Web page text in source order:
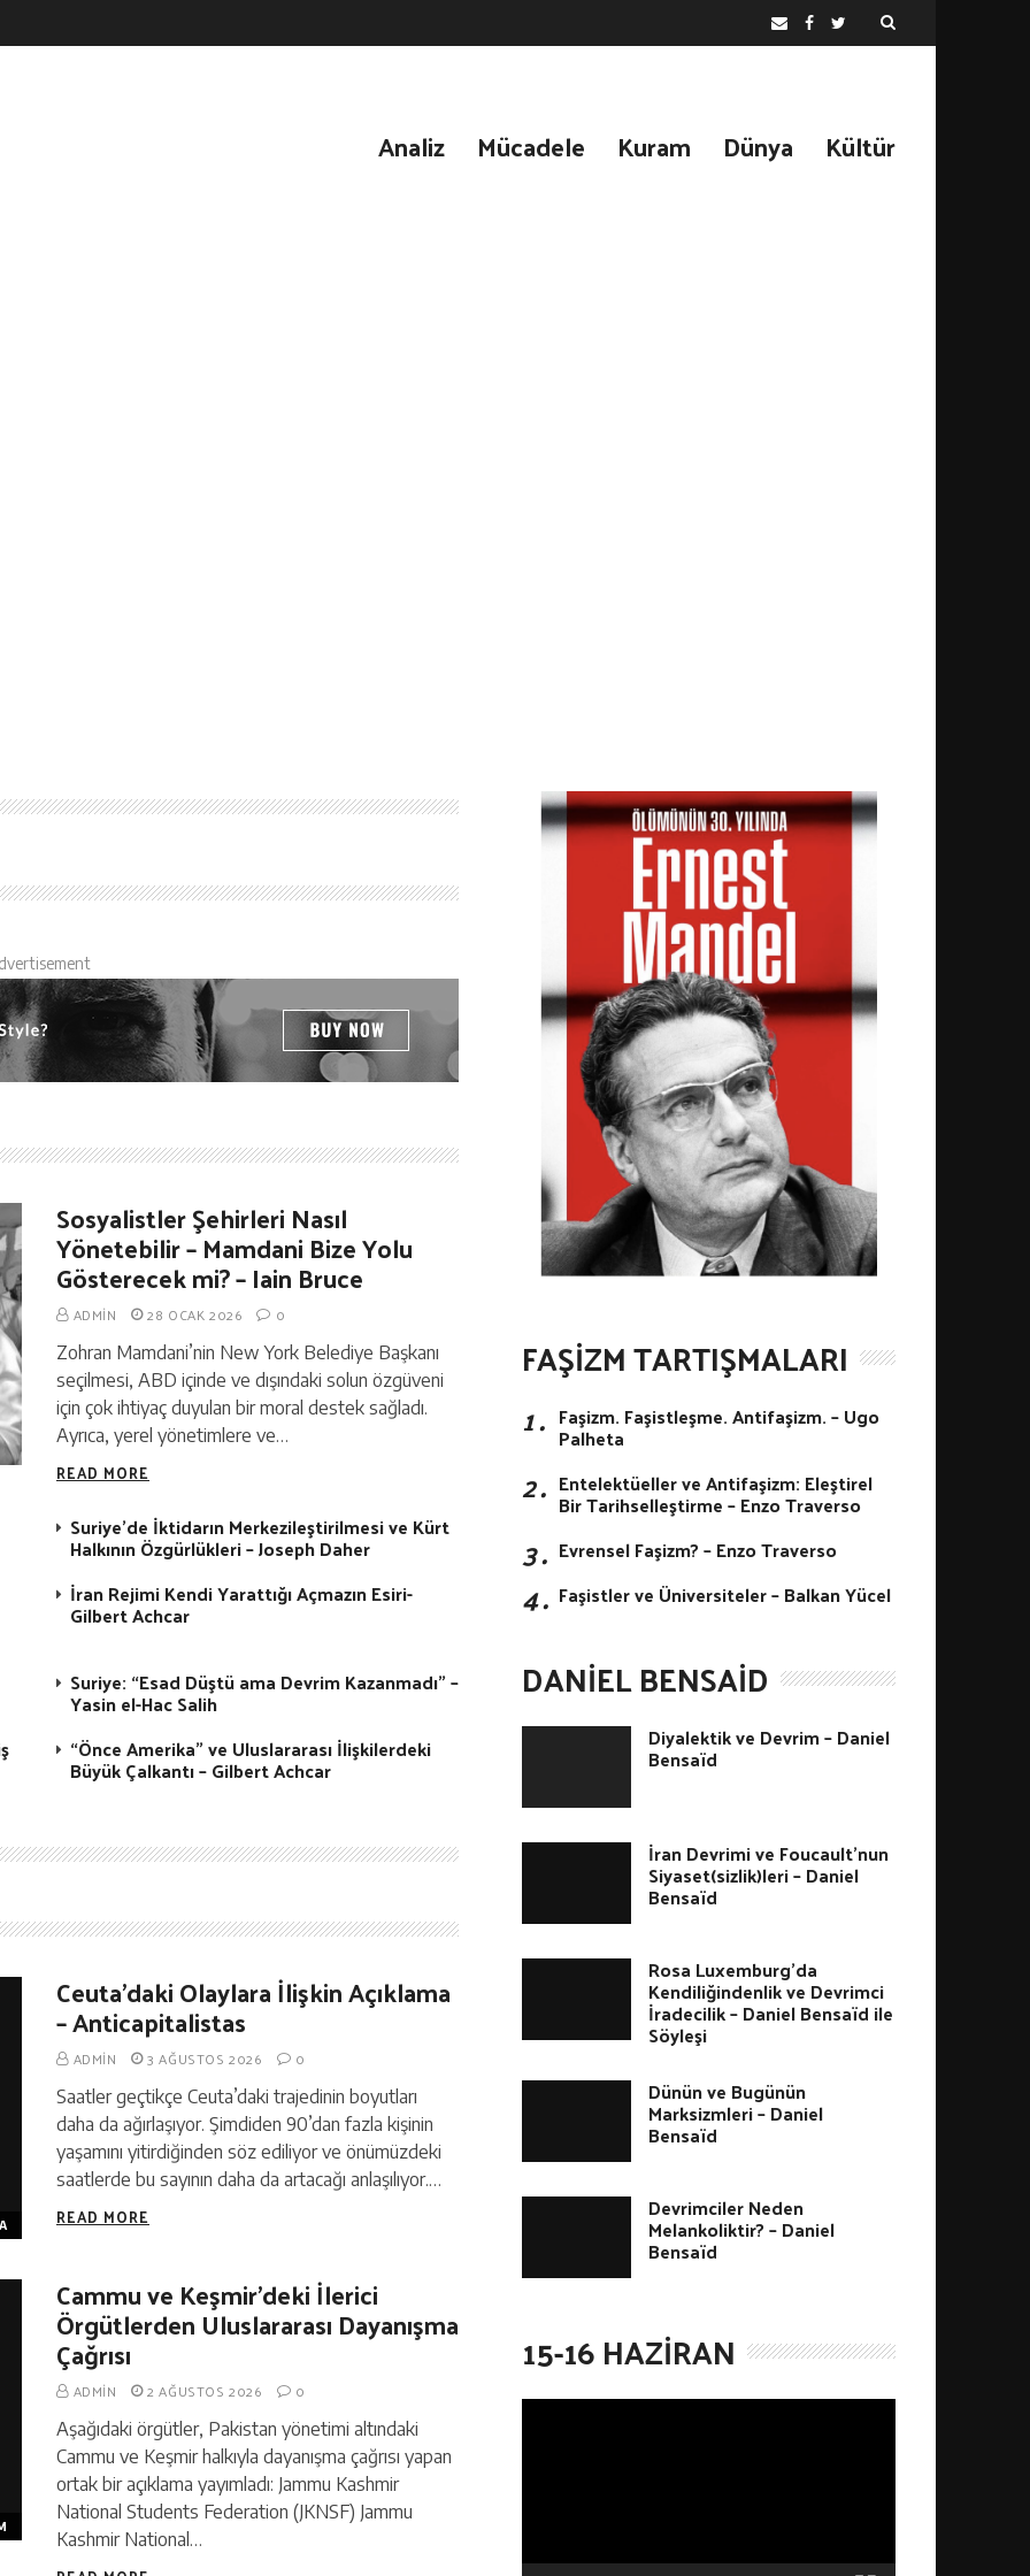
Analiz Mücadele Kuram Dünya Kültür
Sosyalistler Şehirleri Nasıl
Yönetebilir – Mamdani Bize Yolu
Gösterecek mi? – Iain Bruce
ADMIN 28 OCAK 2026 0
Zohran Mamdani’nin New York Belediye Başkanı
seçilmesi, ABD içinde ve dışındaki solun özgüveni
için çok ihtiyaç duyulan bir moral destek sağladı.
Ayrıca, yerel yönetimlere ve…
READ MORE
Suriye’de İktidarın Merkezileştirilmesi ve Kürt
Halkının Özgürlükleri – Joseph Daher
İran Rejimi Kendi Yarattığı Açmazın Esiri-
Gilbert Achcar
Suriye: “Esad Düştü ama Devrim Kazanmadı” –
Yasin el-Hac Salih
“Önce Amerika” ve Uluslararası İlişkilerdeki
Büyük Çalkantı – Gilbert Achcar
Ceuta’daki Olaylara İlişkin Açıklama
– Anticapitalistas
ADMIN 3 AĞUSTOS 2026 0
Saatler geçtikçe Ceuta’daki trajedinin boyutları
daha da ağırlaşıyor. Şimdiden 90’dan fazla kişinin
yaşamını yitirdiğinden söz ediliyor ve önümüzdeki
saatlerde bu sayının daha da artacağı anlaşılıyor.…
READ MORE
Cammu ve Keşmir’deki İlerici
Örgütlerden Uluslararası Dayanışma
Çağrısı
ADMIN 2 AĞUSTOS 2026 0
Aşağıdaki örgütler, Pakistan yönetimi altındaki
Cammu ve Keşmir halkıyla dayanışma çağrısı yapan
ortak bir açıklama yayımladı: Jammu Kashmir
National Students Federation (JKNSF) Jammu
Kashmir National…
FAŞIZM TARTIŞMALARI
1․ Faşizm. Faşistleşme. Antifaşizm. – Ugo
Palheta
2․ Entelektüeller ve Antifaşizm: Eleştirel
Bir Tarihselleştirme – Enzo Traverso
3․ Evrensel Faşizm? – Enzo Traverso
4․ Faşistler ve Üniversiteler – Balkan Yücel
DANIEL BENSAID
Diyalektik ve Devrim – Daniel
Bensaïd
İran Devrimi ve Foucault’nun
Siyaset(sizlik)leri – Daniel
Bensaïd
Rosa Luxemburg’da
Kendiliğindenlik ve Devrimci
İradecilik – Daniel Bensaïd ile
Söyleşi
Dünün ve Bugünün
Marksizmleri – Daniel
Bensaïd
Devrimciler Neden
Melankoliktir? – Daniel
Bensaïd
15-16 HAZIRAN